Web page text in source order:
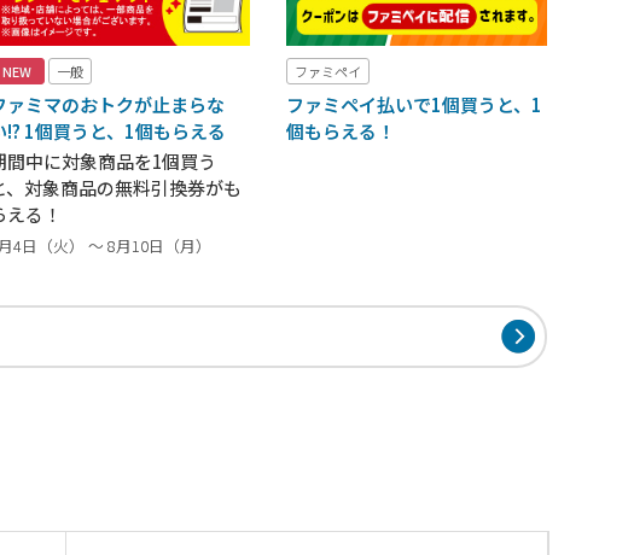
NEW 一般
ァミマのおトクが止まらな
!? 1個買うと、1個もらえる
間中に対象商品を1個買う
、対象商品の無料引換券がも
える！
4日（火） ～ 8月10日（月）
ファミペイ
ファミペイ払いで1個買うと、1
個もらえる！